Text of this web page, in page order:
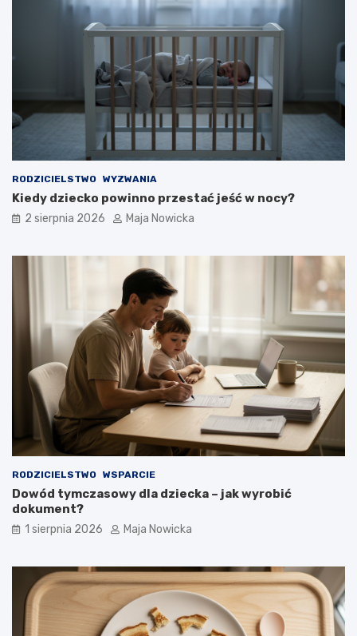
RODZICIELSTWO WYZWANIA
Kiedy dziecko powinno przestać jeść w nocy?
2 sierpnia 2026 Maja Nowicka
RODZICIELSTWO WSPARCIE
Dowód tymczasowy dla dziecka – jak wyrobić
dokument?
1 sierpnia 2026 Maja Nowicka